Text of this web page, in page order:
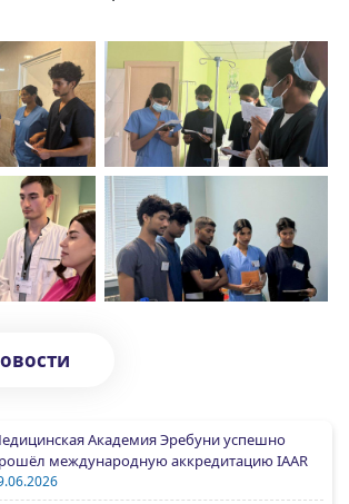
Академия Эребуни успешно
международную аккредитацию IAAR